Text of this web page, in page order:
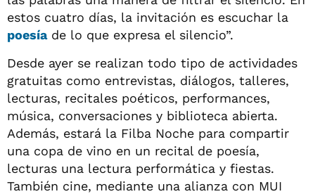
estos cuatro días, la invitación es escuchar la
poesíade lo que expresa el silencio”.
Desde ayer se realizan todo tipo de actividades
gratuitas como entrevistas, diálogos, talleres,
lecturas, recitales poéticos, performances,
música, conversaciones y biblioteca abierta.
Además, estará la Filba Noche para compartir
una copa de vino en un recital de poesía,
lecturas una lectura performática y fiestas.
También cine, mediante una alianza con MUI